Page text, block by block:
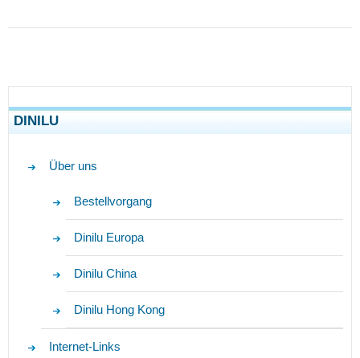
DINILU
Über uns
Bestellvorgang
Dinilu Europa
Dinilu China
Dinilu Hong Kong
Internet-Links